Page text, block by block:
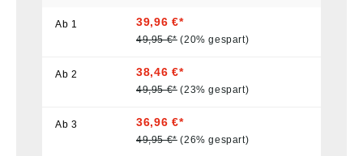
Ab 1 39,96 €*
49,95 €* (20% gespart)
Ab 2 38,46 €*
49,95 €* (23% gespart)
Ab 3 36,96 €*
49,95 €* (26% gespart)